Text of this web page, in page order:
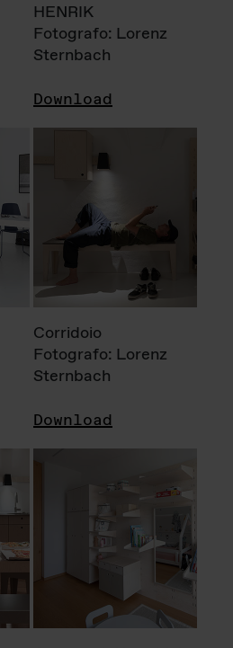
HENRIK
Fotografo: Lorenz
Sternbach
Download
Corridoio
Fotografo: Lorenz
Sternbach
Download